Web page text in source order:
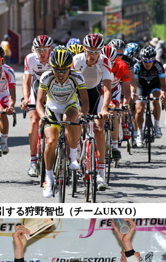
る狩野智也（チームUKYO）